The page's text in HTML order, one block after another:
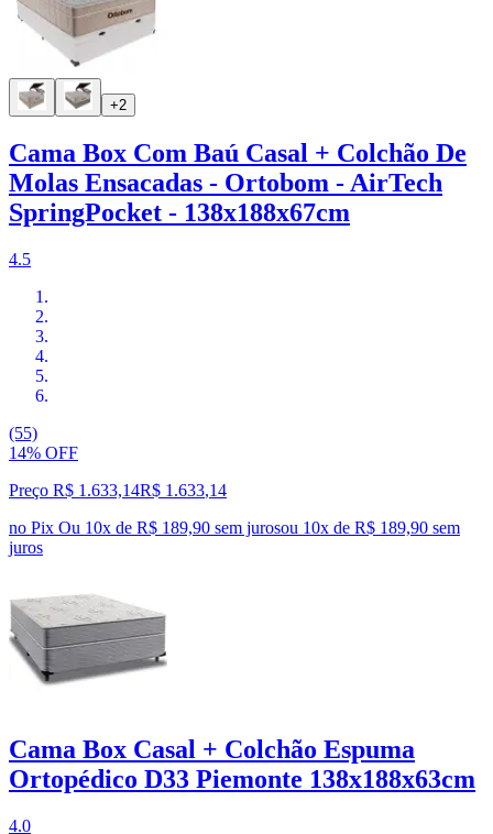
+2
Cama Box Com Baú Casal + Colchão De
Molas Ensacadas - Ortobom - AirTech
SpringPocket - 138x188x67cm
4.5
(55)
14% OFF
Preço R$ 1.633,14R$ 1.633,14
no Pix Ou 10x de R$ 189,90 sem jurosou 10x de R$ 189,90 sem
juros
Cama Box Casal + Colchão Espuma
Ortopédico D33 Piemonte 138x188x63cm
4.0